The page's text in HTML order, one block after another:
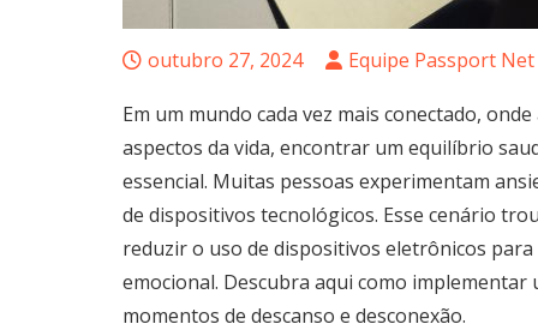
outubro 27, 2024 Equipe Passport Net
Em um mundo cada vez mais conectado,
aspectos da vida, encontrar um equilíbrio
essencial. Muitas pessoas experimentam
de dispositivos tecnológicos. Esse cenário
reduzir o uso de dispositivos eletrônicos
emocional. Descubra aqui como
momentos de descanso e desconexão.